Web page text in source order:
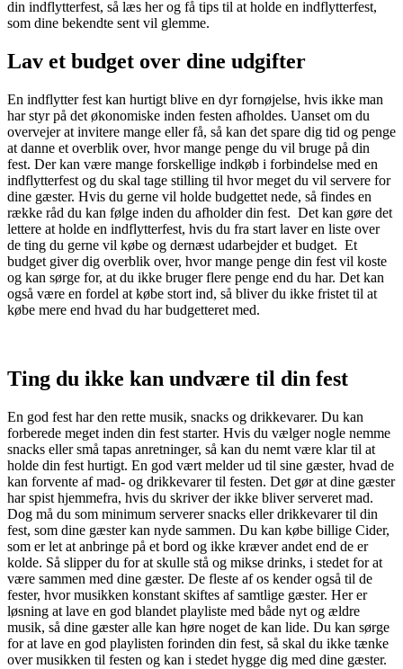
din indflytterfest, så læs her og få tips til at holde en indflytterfest,
som dine bekendte sent vil glemme.
Lav et budget over dine udgifter
En indflytter fest kan hurtigt blive en dyr fornøjelse, hvis ikke man
har styr på det økonomiske inden festen afholdes. Uanset om du
overvejer at invitere mange eller få, så kan det spare dig tid og penge
at danne et overblik over, hvor mange penge du vil bruge på din
fest. Der kan være mange forskellige indkøb i forbindelse med en
indflytterfest og du skal tage stilling til hvor meget du vil servere for
dine gæster. Hvis du gerne vil holde budgettet nede, så findes en
række råd du kan følge inden du afholder din fest. Det kan gøre det
lettere at holde en indflytterfest, hvis du fra start laver en liste over
de ting du gerne vil købe og dernæst udarbejder et budget. Et
budget giver dig overblik over, hvor mange penge din fest vil koste
og kan sørge for, at du ikke bruger flere penge end du har. Det kan
også være en fordel at købe stort ind, så bliver du ikke fristet til at
købe mere end hvad du har budgetteret med.
Ting du ikke kan undvære til din fest
En god fest har den rette musik, snacks og drikkevarer. Du kan
forberede meget inden din fest starter. Hvis du vælger nogle nemme
snacks eller små tapas anretninger, så kan du nemt være klar til at
holde din fest hurtigt. En god vært melder ud til sine gæster, hvad de
kan forvente af mad- og drikkevarer til festen. Det gør at dine gæster
har spist hjemmefra, hvis du skriver der ikke bliver serveret mad.
Dog må du som minimum serverer snacks eller drikkevarer til din
fest, som dine gæster kan nyde sammen. Du kan købe billige Cider,
som er let at anbringe på et bord og ikke kræver andet end de er
kolde. Så slipper du for at skulle stå og mikse drinks, i stedet for at
være sammen med dine gæster. De fleste af os kender også til de
fester, hvor musikken konstant skiftes af samtlige gæster. Her er
løsning at lave en god blandet playliste med både nyt og ældre
musik, så dine gæster alle kan høre noget de kan lide. Du kan sørge
for at lave en god playlisten forinden din fest, så skal du ikke tænke
over musikken til festen og kan i stedet hygge dig med dine gæster.